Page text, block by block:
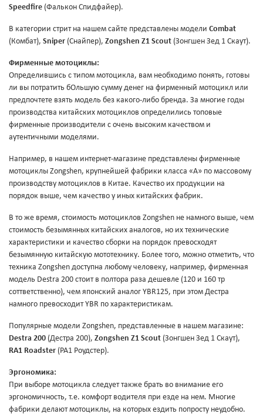
Speedfire (Фалькон Спидфайер).
В категории стрит на нашем сайте представлены модели Combat
(Комбат), Sniper (Снайпер), Zongshen Z1 Scout (Зонгшен Зед 1 Скаут).
Фирменные мотоциклы:
Определившись с типом мотоцикла, вам необходимо понять, готовы
ли вы потратить бОльшую сумму денег на фирменный мотоцикл или
предпочтете взять модель без какого-либо бренда. За многие годы
производства китайских мотоциклов определились топовые
фирменные производители с очень высоким качеством и
аутентичными моделями.
Например, в нашем интернет-магазине представлены фирменные
мотоциклы Zongshen, крупнейшей фабрики класса «А» по массовому
производству мотоциклов в Китае. Качество их продукции на
порядок выше, чем качество у иных китайских фабрик.
В то же время, стоимость мотоциклов Zongshen не намного выше, чем
стоимость безымянных китайских аналогов, но их технические
характеристики и качество сборки на порядок превосходят
безымянную китайскую мототехнику. Более того, можно отметить, что
техника Zongshen доступна любому человеку, например, фирменная
модель Destra 200 стоит в полтора раза дешевле (120 и 160 тр
соттветственно), чем японский аналог YBR125, при этом Дестра
намного превосходит YBR по характеристикам.
Популярные модели Zongshen, представленные в нашем магазине:
Destra 200 (Дестра 200), Zongshen Z1 Scout (Зонгшен Зед 1 Скаут),
RA1 Roadster (РА1 Роудстер).
Эргономика:
При выборе мотоцикла следует также брать во внимание его
эргономичность, т.е. комфорт водителя при езде на нем. Многие
фабрики делают мотоциклы, на которых ездить попросту неудобно.